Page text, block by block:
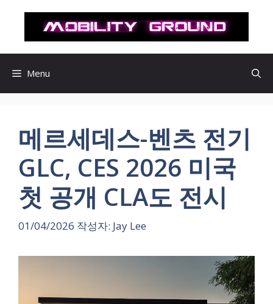
로
Menu
메르세데스-벤츠 전기
GLC, CES 2026 미국
첫 공개 CLA도 전시
01/04/2026 작성자: Jay Lee